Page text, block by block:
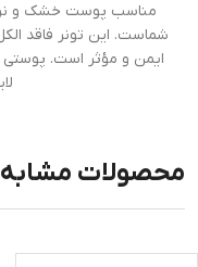
مناسب پوست خشک و
شماست. این تونر فاقد الکل
ایمن و مؤثر است. پوستی
محصولات مشابه